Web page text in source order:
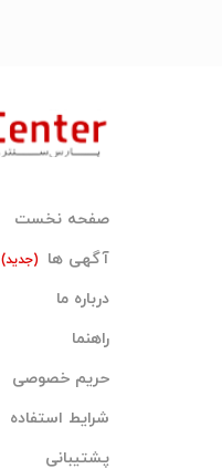
صفحه نخست
آگهی ها
(جدید)
درباره ما
راهنما
حریم خصوصی
شرایط استفاده
پشتیبانی